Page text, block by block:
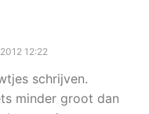
12:22
schrijven.
minder groot dan